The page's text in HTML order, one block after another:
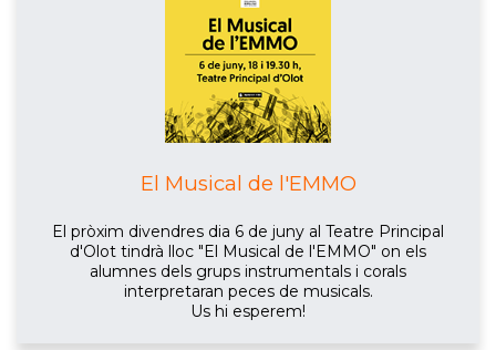
El Musical de l'EMMO
El pròxim divendres dia 6 de juny al Teatre Principal
d'Olot tindrà lloc "El Musical de l'EMMO" on els
alumnes dels grups instrumentals i corals
interpretaran peces de musicals.
Us hi esperem!